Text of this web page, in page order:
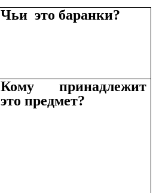
Чьи это баранки?
Кому принадлежит
это предмет?